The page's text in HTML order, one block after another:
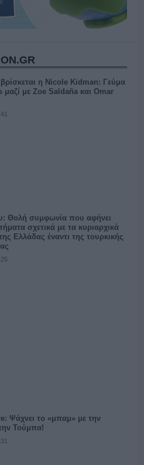
η Nicole Kidman: Γεύμα
μαζί με Zoe Saldaña και Omar
Θολή συμφωνία που αφήνει
σχετικά με τα κυριαρχικά
Ελλάδας έναντι της τουρκικής
Ψάχνει το «μπαμ» με την
Τούμπα!